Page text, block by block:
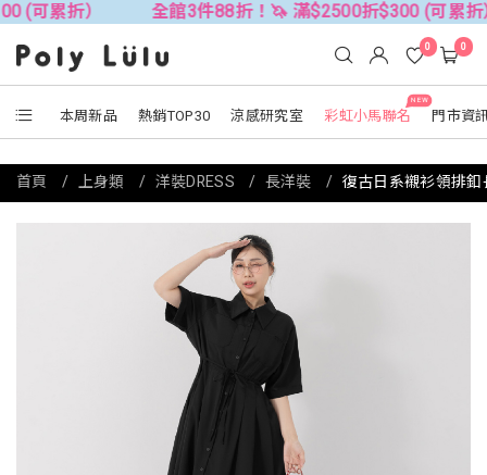
折） 全館3件88折！🦄 滿$2500折$300 (可累折）
本周新品 熱銷TOP30 涼感研究室
NEW
彩虹小馬聯名 門市資
0 0
首頁 上身類 洋裝DRESS 長洋裝 復古日系襯衫領排